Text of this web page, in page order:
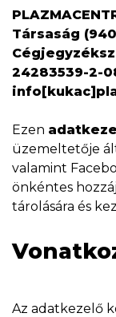
Társaság
24283539-2-
Ezen
üzemeltetője
valamint
önkéntes
tárolására és
Az adatkezelő